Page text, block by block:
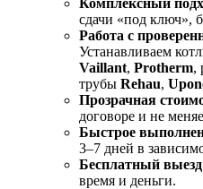
сдачи «под ключ»,
Работа с
Устанавливаем
Vaillant, Protherm,
трубы Rehau,
Прозрачная
договоре и не
Быстрое
3–7 дней в
Бесплатный
время и деньги.